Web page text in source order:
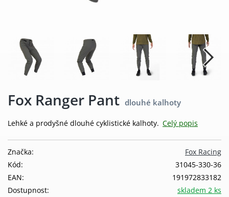
Fox Ranger Pant dlouhé kalhoty
Lehké a prodyšné dlouhé cyklistické kalhoty. Celý popis
Fox Racing
Značka:
31045-330-36
Kód:
191972833182
EAN:
skladem 2 ks
Dostupnost: